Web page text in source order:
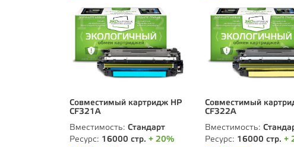
Совместимый картридж HP
CF321А
Вместимость: Стандарт
Ресурс: 16000 стр. + 20%
Совместимый
CF322А
Вместимость:
Ресурс: 16000 стр. +